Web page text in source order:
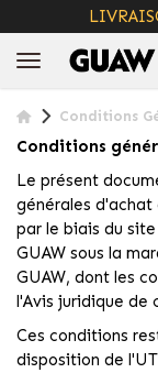
Conditions
Conditions
Le présent
générales d'achat
par le biais du
GUAW sous la
GUAW, dont les
l'Avis juridique de
Ces conditions
disposition de